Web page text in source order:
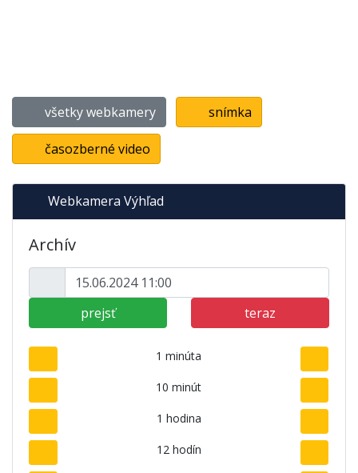
všetky webkamery snímka
časozberné video
Webkamera Výhľad
Archív
prejsť teraz
1 minúta
10 minút
1 hodina
12 hodín